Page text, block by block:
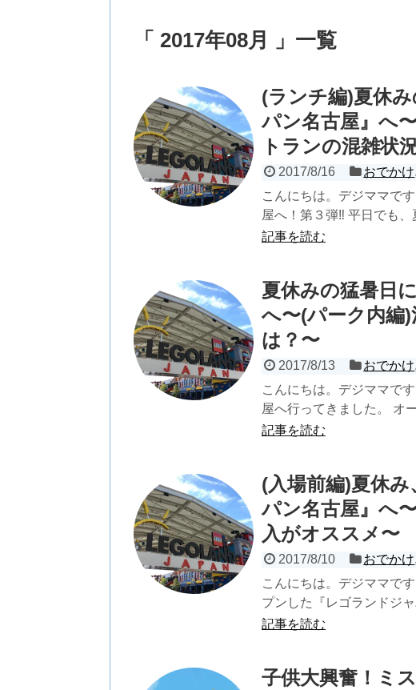
「 2017年08月 」一覧
(ランチ編)夏休
パン名古屋』へ
トランの混雑状
2017/8/16 おでかけ
こんにちは。デジママで
屋へ！第３弾‼︎ 平日でも
記事を読む
夏休みの猛暑日
へ〜(パーク内編
は？〜
2017/8/13 おでかけ
こんにちは。デジママで
屋へ行ってきました。 オ
記事を読む
(入場前編)夏休
パン名古屋』へ
入がオススメ〜
2017/8/10 おでかけ
こんにちは。デジママで
プンした『レゴランドジ
記事を読む
子供大興奮！ミ